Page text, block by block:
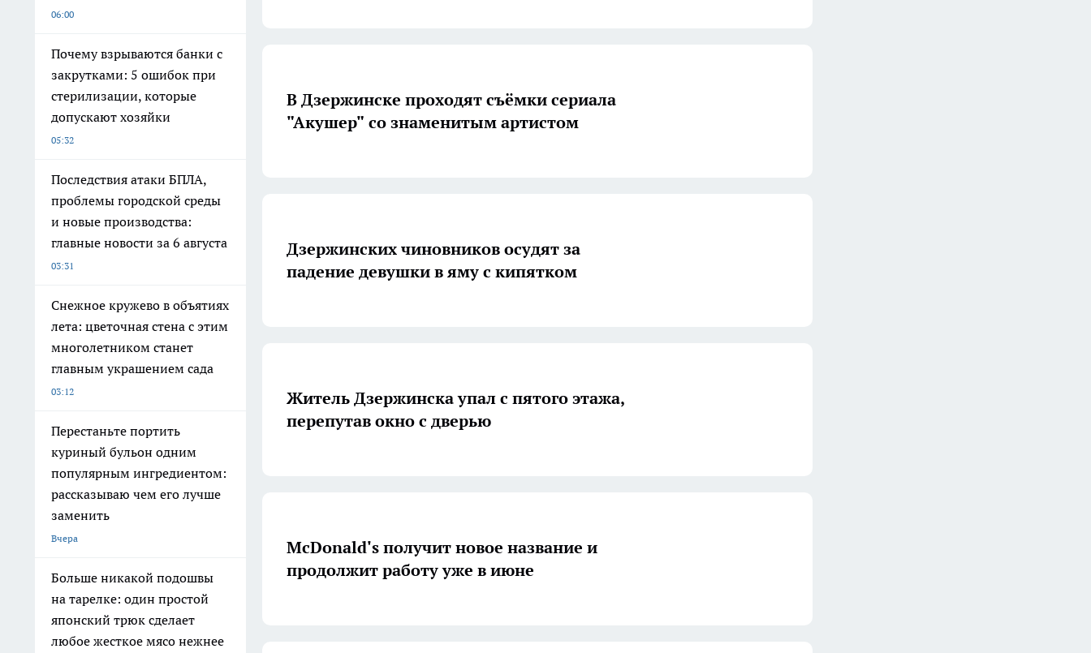
06:00
Почему взрываются банки с
закрутками: 5 ошибок при
стерилизации, которые
допускают хозяйки
05:32
Последствия атаки БПЛА,
проблемы городской среды
и новые производства:
главные новости за 6 августа
03:31
Снежное кружево в объятиях
лета: цветочная стена с этим
многолетником станет
главным украшением сада
03:12
Перестаньте портить
куриный бульон одним
популярным ингредиентом:
рассказываю чем его лучше
заменить
Вчера
Больше никакой подошвы
на тарелке: один простой
японский трюк сделает
любое жесткое мясо нежнее
В Дзержинске проходят съёмки сериала
"Акушер" со знаменитым артистом
Дзержинских чиновников осудят за
падение девушки в яму с кипятком
Житель Дзержинска упал с пятого этажа,
перепутав окно с дверью
McDonald's получит новое название и
продолжит работу уже в июне